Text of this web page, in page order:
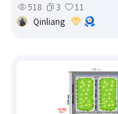
518
3
11
Qinliang